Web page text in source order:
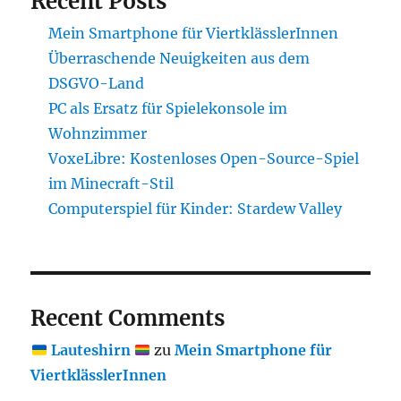
Mein Smartphone für ViertklässlerInnen
Überraschende Neuigkeiten aus dem
DSGVO-Land
PC als Ersatz für Spielekonsole im
Wohnzimmer
VoxeLibre: Kostenloses Open-Source-Spiel
im Minecraft-Stil
Computerspiel für Kinder: Stardew Valley
Recent Comments
Lauteshirn zu Mein Smartphone für
ViertklässlerInnen